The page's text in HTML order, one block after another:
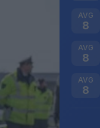
AVG
8
AVG
8
AVG
8